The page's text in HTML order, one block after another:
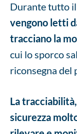
Durante tutto
vengono letti
tracciano la
cui lo sporco
riconsegna del
La
sicurezza